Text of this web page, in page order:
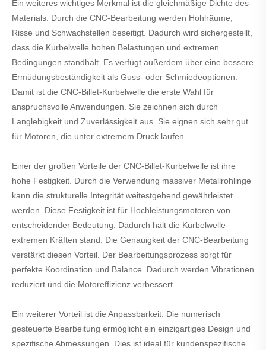
Ein weiteres wichtiges Merkmal ist die gleichmäßige Dichte des
Materials. Durch die CNC-Bearbeitung werden Hohlräume,
Risse und Schwachstellen beseitigt. Dadurch wird sichergestellt,
dass die Kurbelwelle hohen Belastungen und extremen
Bedingungen standhält. Es verfügt außerdem über eine bessere
Ermüdungsbeständigkeit als Guss- oder Schmiedeoptionen.
Damit ist die CNC-Billet-Kurbelwelle die erste Wahl für
anspruchsvolle Anwendungen. Sie zeichnen sich durch
Langlebigkeit und Zuverlässigkeit aus. Sie eignen sich sehr gut
für Motoren, die unter extremem Druck laufen.
Einer der großen Vorteile der CNC-Billet-Kurbelwelle ist ihre
hohe Festigkeit. Durch die Verwendung massiver Metallrohlinge
kann die strukturelle Integrität weitestgehend gewährleistet
werden. Diese Festigkeit ist für Hochleistungsmotoren von
entscheidender Bedeutung. Dadurch hält die Kurbelwelle
extremen Kräften stand. Die Genauigkeit der CNC-Bearbeitung
verstärkt diesen Vorteil. Der Bearbeitungsprozess sorgt für
perfekte Koordination und Balance. Dadurch werden Vibrationen
reduziert und die Motoreffizienz verbessert.
Ein weiterer Vorteil ist die Anpassbarkeit. Die numerisch
gesteuerte Bearbeitung ermöglicht ein einzigartiges Design und
spezifische Abmessungen. Dies ist ideal für kundenspezifische